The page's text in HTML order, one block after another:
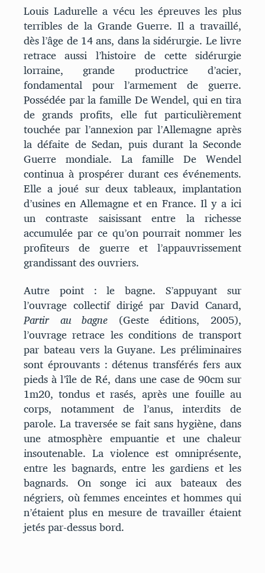
Louis Ladurelle a vécu les épreuves les plus
terribles de la Grande Guerre. Il a travaillé,
dès l’âge de 14 ans, dans la sidérurgie. Le livre
retrace aussi l’histoire de cette sidérurgie
lorraine, grande productrice d’acier,
fondamental pour l’armement de guerre.
Possédée par la famille De Wendel, qui en tira
de grands profits, elle fut particulièrement
touchée par l’annexion par l’Allemagne après
la défaite de Sedan, puis durant la Seconde
Guerre mondiale. La famille De Wendel
continua à prospérer durant ces événements.
Elle a joué sur deux tableaux, implantation
d’usines en Allemagne et en France. Il y a ici
un contraste saisissant entre la richesse
accumulée par ce qu’on pourrait nommer les
profiteurs de guerre et l’appauvrissement
grandissant des ouvriers.
Autre point : le bagne. S’appuyant sur
l’ouvrage collectif dirigé par David Canard,
Partir au bagne (Geste éditions, 2005),
l’ouvrage retrace les conditions de transport
par bateau vers la Guyane. Les préliminaires
sont éprouvants : détenus transférés fers aux
pieds à l’île de Ré, dans une case de 90cm sur
1m20, tondus et rasés, après une fouille au
corps, notamment de l’anus, interdits de
parole. La traversée se fait sans hygiène, dans
une atmosphère empuantie et une chaleur
insoutenable. La violence est omniprésente,
entre les bagnards, entre les gardiens et les
bagnards. On songe ici aux bateaux des
négriers, où femmes enceintes et hommes qui
n’étaient plus en mesure de travailler étaient
jetés par-dessus bord.